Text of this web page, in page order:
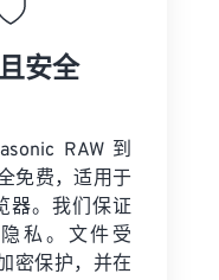
安全
RAW 到
免费，适用于
器。我们保证
私。文件受
密保护，并在